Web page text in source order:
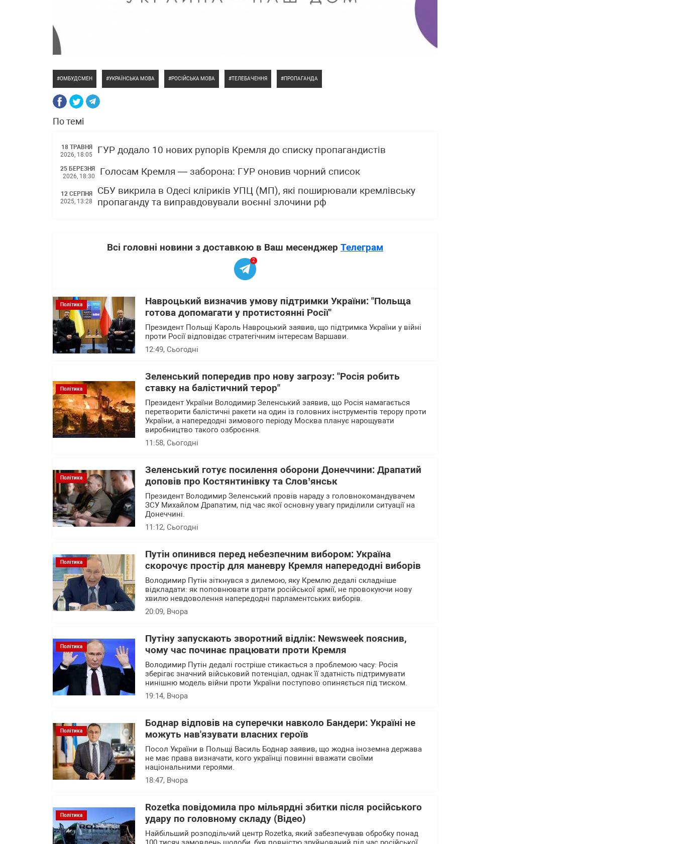
ОМБУДСМЕН УКРАЇНСЬКА МОВА РОСІЙСЬКА МОВА ТЕЛЕБАЧЕННЯ ПРОПАГАНДА
По темі
18 ТРАВНЯ
2026, 18:05
ГУР додало 10 нових рупорів Кремля до списку пропагандистів
25 БЕРЕЗНЯ
2026, 18:30
Голосам Кремля — заборона: ГУР оновив чорний список
12 СЕРПНЯ
2025, 13:28
СБУ викрила в Одесі кліриків УПЦ (МП), які поширювали кремлівську
пропаганду та виправдовували воєнні злочини рф
Всі головні новини з доставкою в Ваш месенджер Телеграм
2
Політика
Навроцький визначив умову підтримки України: "Польща
готова допомагати у протистоянні Росії"
Президент Польщі Кароль Навроцький заявив, що підтримка України у війні
проти Росії відповідає стратегічним інтересам Варшави.
12:49, Сьогодні
Політика
Зеленський попередив про нову загрозу: "Росія робить
ставку на балістичний терор"
Президент України Володимир Зеленський заявив, що Росія намагається
перетворити балістичні ракети на один із головних інструментів терору проти
України, а напередодні зимового періоду Москва планує нарощувати
виробництво такого озброєння.
11:58, Сьогодні
Політика
Зеленський готує посилення оборони Донеччини: Драпатий
доповів про Костянтинівку та Слов’янськ
Президент Володимир Зеленський провів нараду з головнокомандувачем
ЗСУ Михайлом Драпатим, під час якої основну увагу приділили ситуації на
Донеччині.
11:12, Сьогодні
Політика
Путін опинився перед небезпечним вибором: Україна
скорочує простір для маневру Кремля напередодні виборів
Володимир Путін зіткнувся з дилемою, яку Кремлю дедалі складніше
відкладати: як поповнювати втрати російської армії, не провокуючи нову
хвилю невдоволення напередодні парламентських виборів.
20:09, Вчора
Політика
Путіну запускають зворотний відлік: Newsweek пояснив,
чому час починає працювати проти Кремля
Володимир Путін дедалі гостріше стикається з проблемою часу: Росія
зберігає значний військовий потенціал, однак її здатність підтримувати
нинішню модель війни проти України поступово опиняється під тиском.
19:14, Вчора
Політика
Боднар відповів на суперечки навколо Бандери: Україні не
можуть нав'язувати власних героїв
Посол України в Польщі Василь Боднар заявив, що жодна іноземна держава
не має права визначати, кого українці повинні вважати своїми
національними героями.
18:47, Вчора
Політика
Rozetka повідомила про мільярдні збитки після російського
удару по головному складу (Відео)
Найбільший розподільчий центр Rozetka, який забезпечував обробку понад